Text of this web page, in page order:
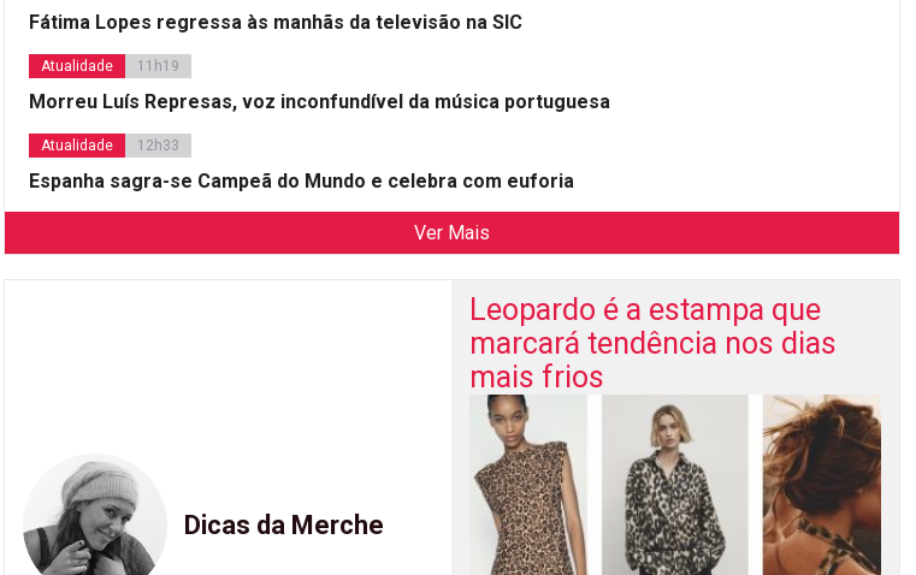
Fátima Lopes regressa às manhãs da televisão na SIC
Atualidade 11h19
Morreu Luís Represas, voz inconfundível da música portuguesa
Atualidade 12h33
Espanha sagra-se Campeã do Mundo e celebra com euforia
Ver Mais
Dicas da Merche
Leopardo é a estampa que
marcará tendência nos dias
mais frios